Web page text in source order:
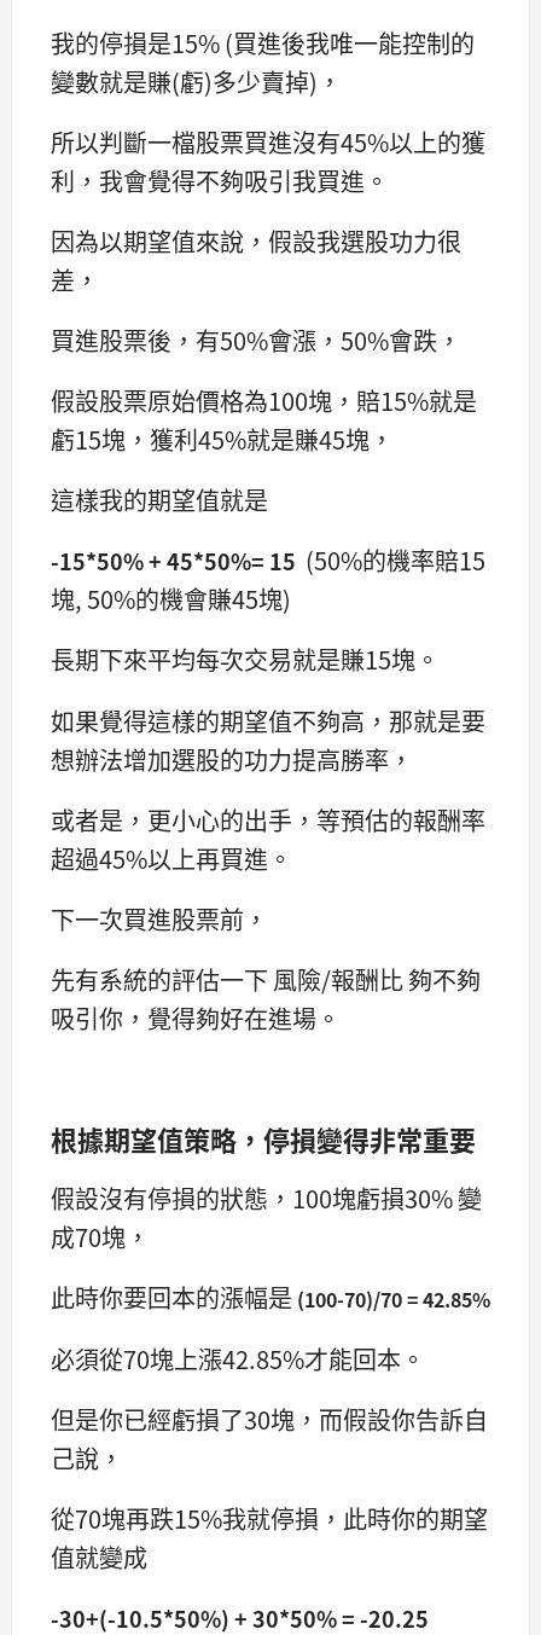
我的停損是15% (買進後我唯一能控制的
變數就是賺(虧)多少賣掉)，
所以判斷一檔股票買進沒有45%以上的獲
利，我會覺得不夠吸引我買進。
因為以期望值來說，假設我選股功力很
差，
買進股票後，有50%會漲，50%會跌，
假設股票原始價格為100塊，賠15%就是
虧15塊，獲利45%就是賺45塊，
這樣我的期望值就是
-15*50% + 45*50%= 15 (50%的機率賠15
塊, 50%的機會賺45塊)
長期下來平均每次交易就是賺15塊。
如果覺得這樣的期望值不夠高，那就是要
想辦法增加選股的功力提高勝率，
或者是，更小心的出手，等預估的報酬率
超過45%以上再買進。
下一次買進股票前，
先有系統的評估一下 風險/報酬比 夠不夠
吸引你，覺得夠好在進場。
根據期望值策略，停損變得非常重要
假設沒有停損的狀態，100塊虧損30% 變
成70塊，
此時你要回本的漲幅是 (100-70)/70 = 42.85%
必須從70塊上漲42.85%才能回本。
但是你已經虧損了30塊，而假設你告訴自
己說，
從70塊再跌15%我就停損，此時你的期望
值就變成
-30+(-10.5*50%) + 30*50% = -20.25